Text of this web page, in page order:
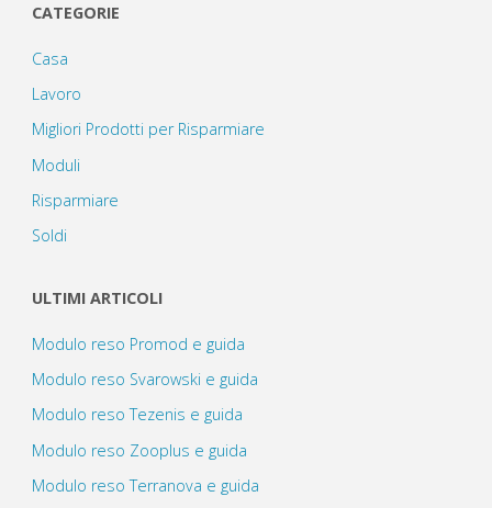
CATEGORIE
Casa
Lavoro
Migliori Prodotti per Risparmiare
Moduli
Risparmiare
Soldi
ULTIMI ARTICOLI
Modulo reso Promod e guida
Modulo reso Svarowski e guida
Modulo reso Tezenis e guida
Modulo reso Zooplus e guida
Modulo reso Terranova e guida